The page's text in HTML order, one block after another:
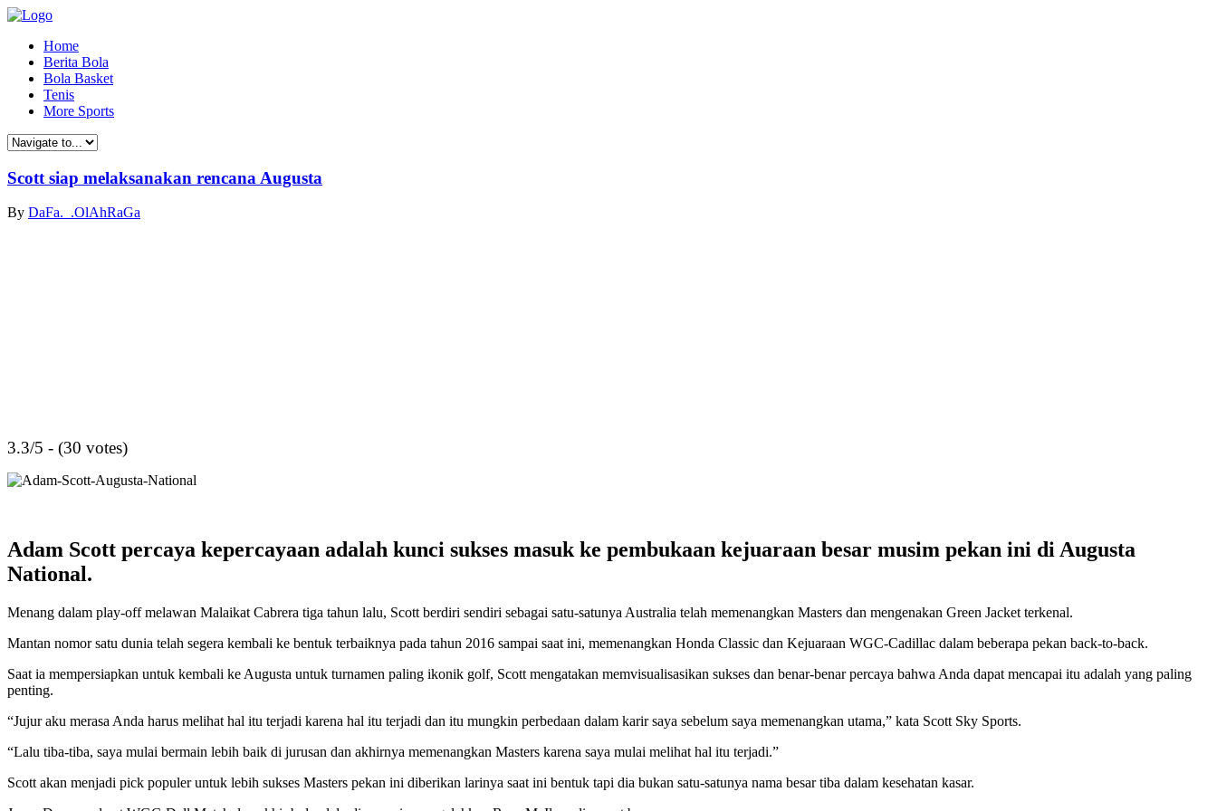
Home
Berita Bola
Bola Basket
Tenis
More Sports
Scott siap melaksanakan rencana Augusta
By DaFa._.OlAhRaGa
3.3/5 - (30 votes)
Adam Scott percaya kepercayaan adalah kunci sukses masuk ke pembukaan kejuaraan besar musim pekan ini di Augusta
National.
Menang dalam play-off melawan Malaikat Cabrera tiga tahun lalu, Scott berdiri sendiri sebagai satu-satunya Australia telah memenangkan Masters dan mengenakan Green Jacket terkenal.
Mantan nomor satu dunia telah segera kembali ke bentuk terbaiknya pada tahun 2016 sampai saat ini, memenangkan Honda Classic dan Kejuaraan WGC-Cadillac dalam beberapa pekan back-to-back.
Saat ia mempersiapkan untuk kembali ke Augusta untuk turnamen paling ikonik golf, Scott mengatakan memvisualisasikan sukses dan benar-benar percaya bahwa Anda dapat mencapai itu adalah yang paling
penting.
“Jujur aku merasa Anda harus melihat hal itu terjadi karena hal itu terjadi dan itu mungkin perbedaan dalam karir saya sebelum saya memenangkan utama,” kata Scott Sky Sports.
“Lalu tiba-tiba, saya mulai bermain lebih baik di jurusan dan akhirnya memenangkan Masters karena saya mulai melihat hal itu terjadi.”
Scott akan menjadi pick populer untuk lebih sukses Masters pekan ini diberikan larinya saat ini bentuk tapi dia bukan satu-satunya nama besar tiba dalam kesehatan kasar.